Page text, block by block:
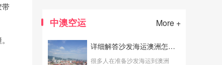
带
中澳空运 More +
详细解答沙发海运澳洲怎么收费
很多人在准备沙发海运到澳洲